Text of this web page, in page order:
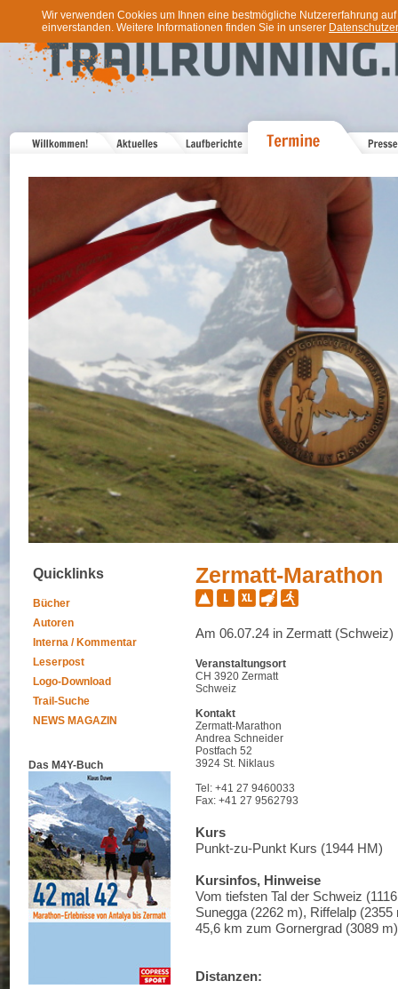
Wir verwenden Cookies um Ihnen eine bestmögliche Nutzererfahrung
einverstanden. Weitere Informationen finden Sie in unserer
Quicklinks
Bücher
Autoren
Interna / Kommentar
Leserpost
Logo-Download
Trail-Suche
NEWS MAGAZIN
Das M4Y-Buch
Zermatt-Marathon
Am 06.07.24 in Zermatt (Schweiz)
Veranstaltungsort
CH 3920 Zermatt
Schweiz
Kontakt
Zermatt-Marathon
Andrea Schneider
Postfach 52
3924 St. Niklaus
Tel: +41 27 9460033
Fax: +41 27 9562793
Kurs
Punkt-zu-Punkt Kurs (1944 HM)
Kursinfos, Hinweise
Vom tiefsten Tal der Schweiz
Sunegga (2262 m), Riffelalp
45,6 km zum Gornergrad (3089
Distanzen: